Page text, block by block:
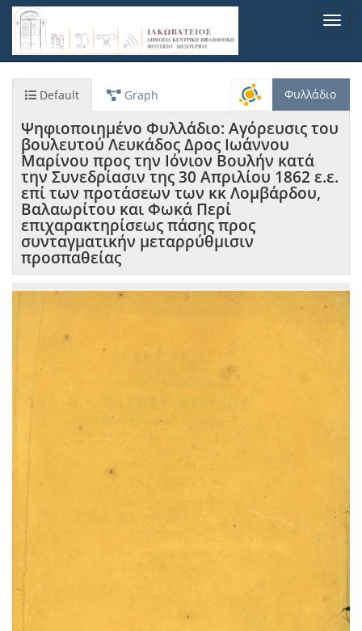
Παράκαμψη
προς
κυρίως
Default Graph Φυλλάδιο
Ψηφιοποιημένο Φυλλάδιο: Αγόρευσις του
βουλευτού Λευκάδος Δρος Ιωάννου
Μαρίνου προς την Ιόνιον Βουλήν κατά
την Συνεδρίασιν της 30 Απριλίου 1862 ε.ε.
επί των προτάσεων των κκ Λομβάρδου,
Βαλαωρίτου και Φωκά Περί
επιχαρακτηρίσεως πάσης προς
συνταγματικήν μεταρρύθμισιν
προσπαθείας